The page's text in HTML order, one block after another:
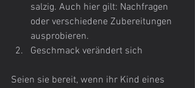
salzig. Auch hier gilt: Nachfragen
oder verschiedene Zubereitungen
ausprobieren.
Geschmack verändert sich
Seien sie bereit, wenn ihr Kind eines